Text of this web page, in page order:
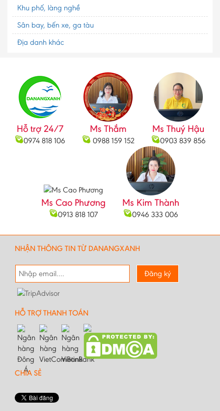
Khu phố, làng nghề
Sân bay, bến xe, ga tàu
Địa danh khác
Hỗ trợ 24/7
0974 818 106
Ms Thắm
0988 159 152
Ms Thuý Hậu
0903 839 856
Ms Cao Phương
0913 818 107
Ms Kim Thành
0946 333 006
NHẬN THÔNG TIN TỪ DANANGXANH
Đăng ký
HỖ TRỢ THANH TOÁN
CHIA SẺ